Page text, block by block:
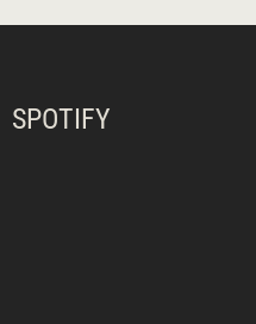
SPOTIFY